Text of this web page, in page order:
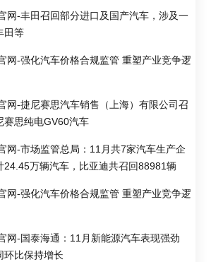
网-丰田召回部分进口及国产汽车，涉及一
田等
网-强化汽车价格合规监管 重塑产业竞争逻
网-捷尼赛思汽车销售（上海）有限公司召
赛思纯电GV60汽车
网-市场监管总局：11月共7家汽车生产企
24.45万辆汽车，比亚迪共召回88981辆
网-强化汽车价格合规监管 重塑产业竞争逻
网-国泰海通：11月新能源汽车表现强劲
环比保持增长